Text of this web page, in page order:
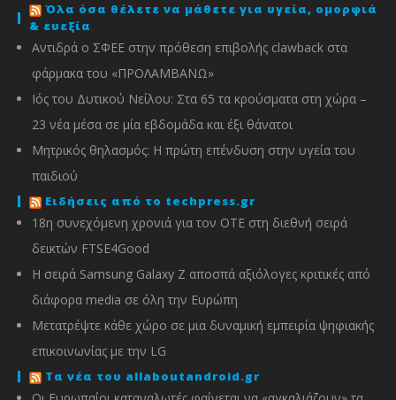
Όλα όσα θέλετε να μάθετε για υγεία, ομορφιά
& ευεξία
Αντιδρά ο ΣΦΕΕ στην πρόθεση επιβολής clawback στα
φάρμακα του «ΠΡΟΛΑΜΒΑΝΩ»
Ιός του Δυτικού Νείλου: Στα 65 τα κρούσματα στη χώρα –
23 νέα μέσα σε μία εβδομάδα και έξι θάνατοι
Μητρικός θηλασμός: Η πρώτη επένδυση στην υγεία του
παιδιού
Ειδήσεις από το techpress.gr
18η συνεχόμενη χρονιά για τον ΟΤΕ στη διεθνή σειρά
δεικτών FTSE4Good
Η σειρά Samsung Galaxy Z αποσπά αξιόλογες κριτικές από
διάφορα media σε όλη την Ευρώπη
Μετατρέψτε κάθε χώρο σε μια δυναμική εμπειρία ψηφιακής
επικοινωνίας με την LG
Τα νέα του allaboutandroid.gr